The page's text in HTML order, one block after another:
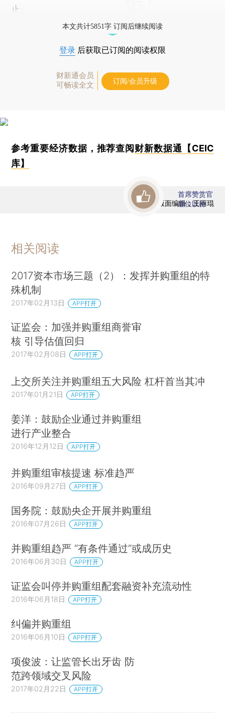
止。
本文共计5851字 订阅后继续阅读
登录 后获取已订阅的阅读权限
财新通会员
可畅读全文
订阅/会员升级
参考重要经济数据，推荐查阅 财新数据通【CEIC
库】
版面编辑：王丽琨
首席赞赏官
虚位以待
相关阅读
2017资本市场三题（2）：发挥并购重组的特
殊机制
2017年02月13日 APP打开
证监会：加强并购重组商誉审
核 引导估值回归
2017年02月08日 APP打开
上交所关注并购重组五大风险 杠杆首当其冲
2017年01月21日 APP打开
姜洋：鼓励企业通过并购重组
进行产业整合
2016年12月12日 APP打开
并购重组审核提速 标准趋严
2016年09月27日 APP打开
国务院：鼓励央企开展并购重组
2016年07月26日 APP打开
并购重组趋严 “有条件通过”或成历史
2016年06月30日 APP打开
证监会叫停并购重组配套融资补充流动性
2016年06月18日 APP打开
纠偏并购重组
2016年06月10日 APP打开
项俊波：让监管长出牙齿 防
范跨领域交叉风险
2017年02月22日 APP打开